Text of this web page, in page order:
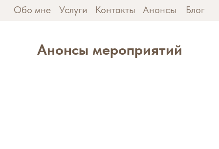
Обо мне Анонсы Блог
Услуги Контакты
Анонсы мероприятий